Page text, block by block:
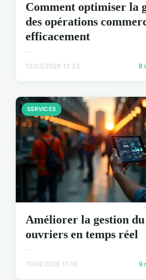
Comment optimiser la
des opérations
efficacement
...
12/03/2026 12:23 8
SERVICES
Améliorer la gestion
ouvriers en temps réel
...
11/04/2026 17:10 9